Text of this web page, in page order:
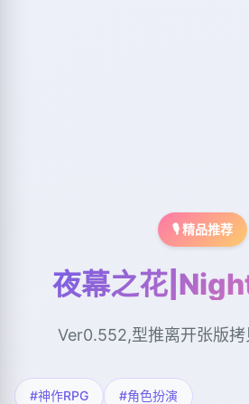
🎙️ 精品推荐
夜幕之花
Ver0.552,型推离开张版拷
#神作RPG #角色扮演